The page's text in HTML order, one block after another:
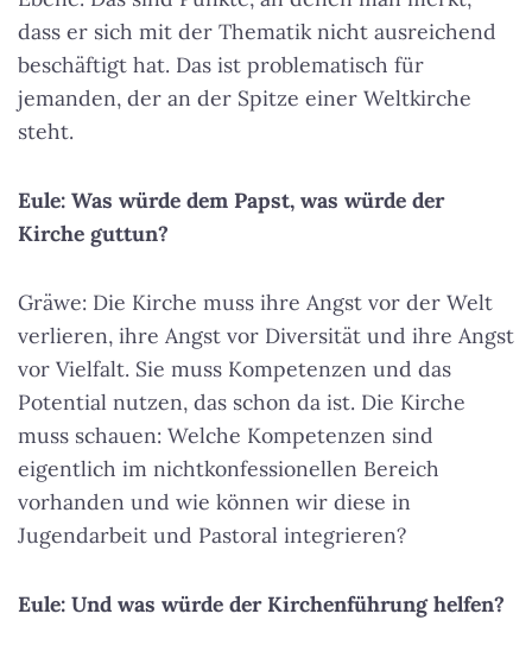
dass er sich mit der Thematik nicht ausreichend
beschäftigt hat. Das ist problematisch für
jemanden, der an der Spitze einer Weltkirche
steht.
Eule: Was würde dem Papst, was würde der
Kirche guttun?
Gräwe: Die Kirche muss ihre Angst vor der Welt
verlieren, ihre Angst vor Diversität und ihre Angst
vor Vielfalt. Sie muss Kompetenzen und das
Potential nutzen, das schon da ist. Die Kirche
muss schauen: Welche Kompetenzen sind
eigentlich im nichtkonfessionellen Bereich
vorhanden und wie können wir diese in
Jugendarbeit und Pastoral integrieren?
Eule: Und was würde der Kirchenführung helfen?